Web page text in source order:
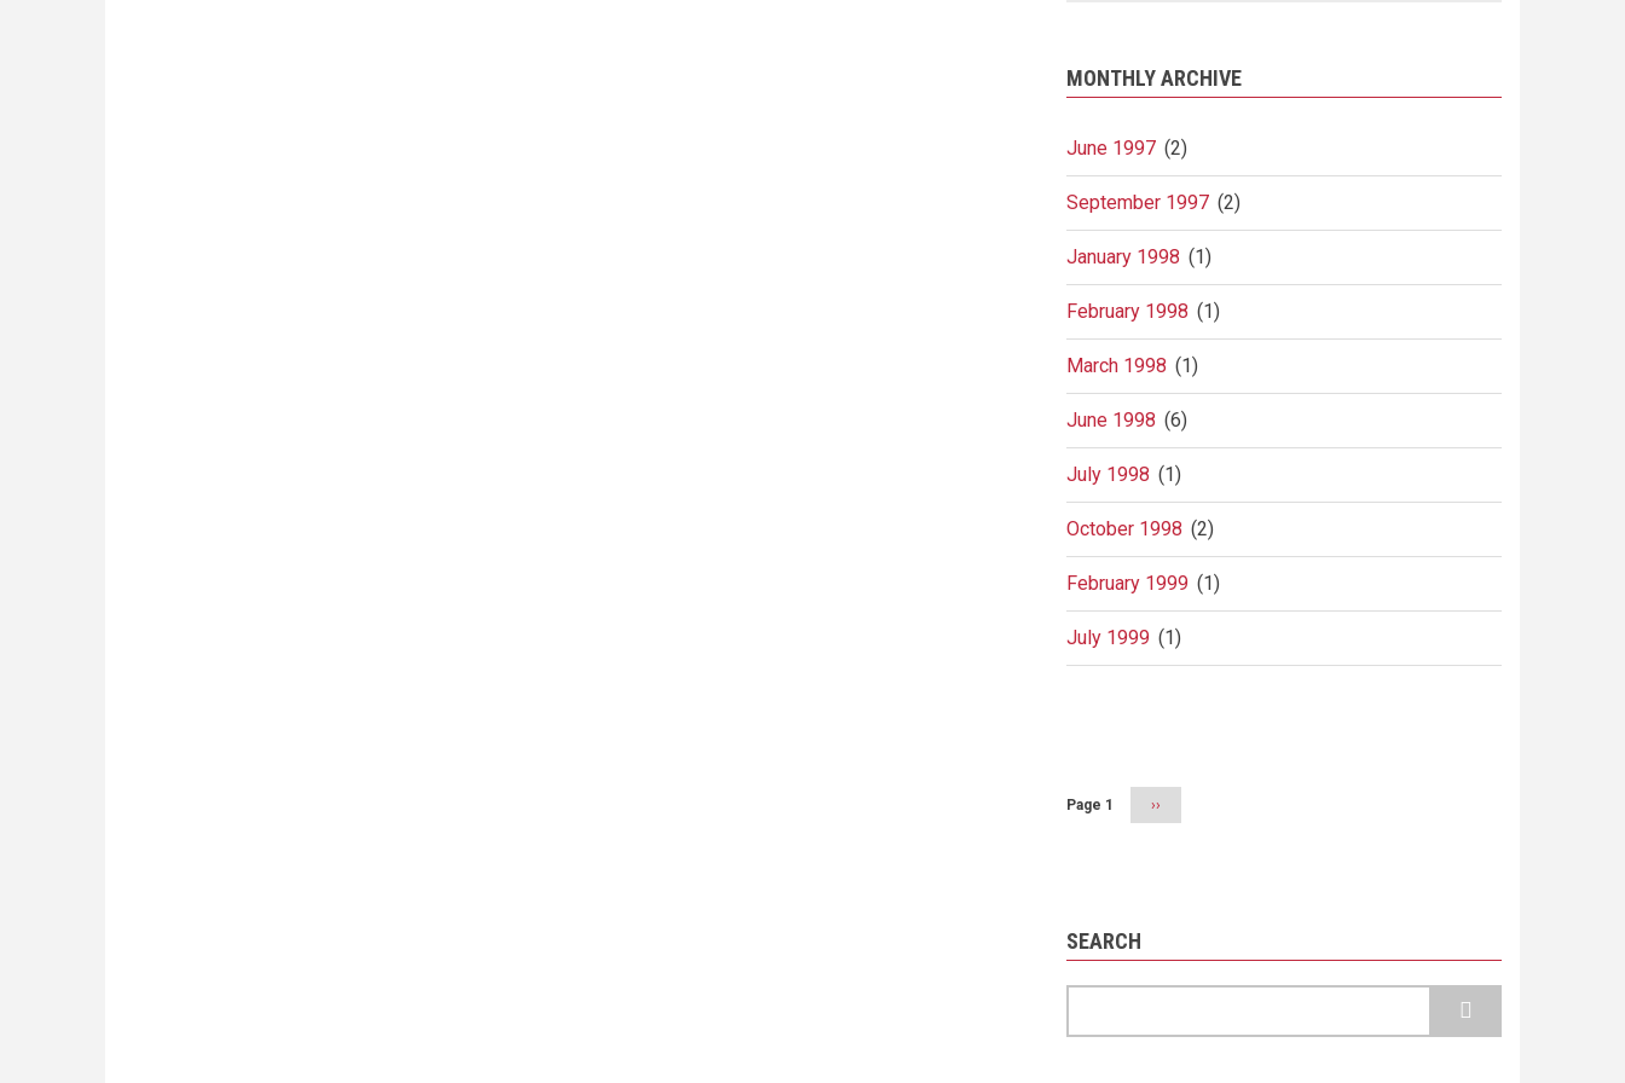
MONTHLY ARCHIVE
June 1997 (2)
September 1997 (2)
January 1998 (1)
February 1998 (1)
March 1998 (1)
June 1998 (6)
July 1998 (1)
October 1998 (2)
February 1999 (1)
July 1999 (1)
Page 1
Next
page
››
SEARCH